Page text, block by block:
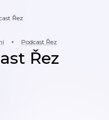
Řez
Podcast Řez
Řez